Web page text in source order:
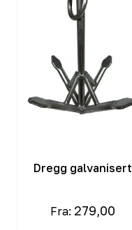
Dregg galvanisert
Fra: 279,00